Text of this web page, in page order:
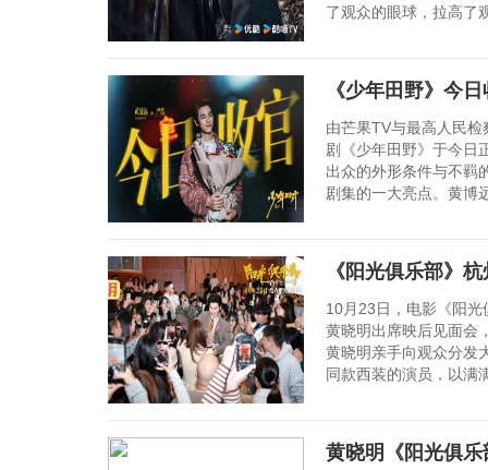
了观众的眼球，拉高了
《少年田野》今
由芒果TV与最高人民
剧《少年田野》于今日
出众的外形条件与不羁
剧集的一大亮点。黄博
《阳光俱乐部》
10月23日，电影《阳
黄晓明出席映后见面会
黄晓明亲手向观众分发
同款西装的演员，以满
黄晓明《阳光俱乐